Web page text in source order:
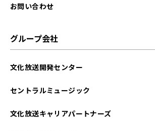
2024年01月
お問い合わせ
グループ会社
文化放送開発センター
セントラルミュージック
文化放送キャリアパートナーズ